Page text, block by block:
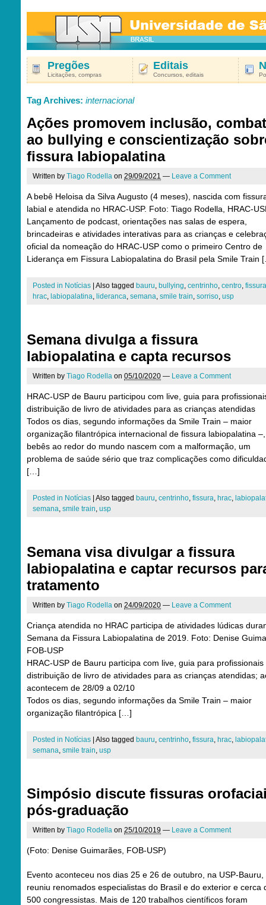
Pregões
Licitações, compras
Editais
Concursos, editais
Tag Archives: internacional
Ações promovem inclusão,
ao bullying e conscientização
fissura labiopalatina
Written by Tiago Rodella on 29/09/2021 — Leave a Comment
A bebê Heloisa da Silva Augusto (4 meses), nascida com
labial e atendida no HRAC-USP. Foto: Tiago Rodella, HRAC-
Lançamento de podcast, orientações nas salas de espera,
brincadeiras e atividades interativas para as crianças e
oficial da nomeação do HRAC-USP como o primeiro Centro de
Liderança em Fissura Labiopalatina do Brasil pela Smile Train
Posted in Notícias Also tagged bauru, bullying, centrinho, centro, fissura
hrac, labiopalatina, lideranca, semana, smile train, sorriso, usp
Semana divulga a fissura
labiopalatina e capta recursos
Written by Tiago Rodella on 05/10/2020 — Leave a Comment
HRAC-USP de Bauru participou com live, guia para
distribuição de livro de atividades para as crianças atendidas
Todos os dias, segundo informações da Smile Train – maior
organização filantrópica internacional de fissura labiopalatina
bebês ao redor do mundo nascem com a malformação, um
problema de saúde sério que traz complicações como
[…]
Posted in Notícias Also tagged bauru, centrinho, fissura, hrac,
semana, smile train, usp
Semana visa divulgar a fissura
labiopalatina e captar recursos
tratamento
Written by Tiago Rodella on 24/09/2020 — Leave a Comment
Criança atendida no HRAC participa de atividades lúdicas
Semana da Fissura Labiopalatina de 2019. Foto: Denise
FOB-USP
HRAC-USP de Bauru participa com live, guia para profissionais
distribuição de livro de atividades para as crianças atendidas;
acontecem de 28/09 a 02/10
Todos os dias, segundo informações da Smile Train – maior
organização filantrópica […]
Posted in Notícias Also tagged bauru, centrinho, fissura, hrac,
semana, smile train, usp
Simpósio discute fissuras
pós-graduação
Written by Tiago Rodella on 25/10/2019 — Leave a Comment
(Foto: Denise Guimarães, FOB-USP)
Evento aconteceu nos dias 25 e 26 de outubro, na USP-Bauru,
reuniu renomados especialistas do Brasil e do exterior e cerca
500 congressistas. Mais de 120 trabalhos científicos foram